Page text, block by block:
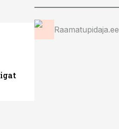
Raamatupidaja.ee